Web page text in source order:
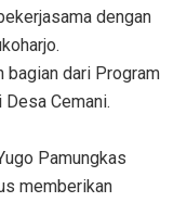
dengan
bagian dari Program
Cemani.
Pamungkas
memberikan